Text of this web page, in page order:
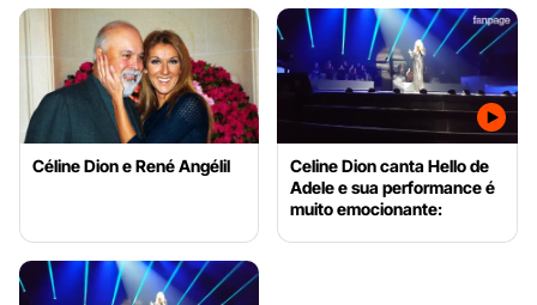
Céline Dion e René Angélil
Celine Dion canta Hello de
Adele e sua performance é
muito emocionante: